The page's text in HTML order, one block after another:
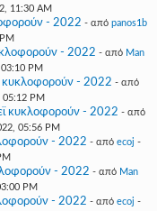
11:30 AM
- 2022 - από panos1b
- 2022 - από Man
PM
κυκλοφορούν - 2022 - από
05:12 PM
κυκλοφορούν - 2022 - από
05:56 PM
- 2022 - από ecoj -
- 2022 - από Man
PM
- 2022 - από ecoj -